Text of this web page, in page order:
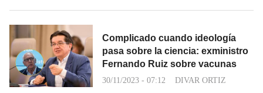
Complicado cuando ideología
pasa sobre la ciencia: exministro
Fernando Ruiz sobre vacunas
30/11/2023 - 07:12 DIVAR ORTIZ